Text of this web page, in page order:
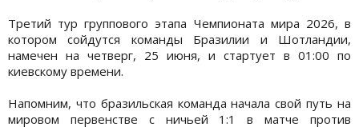
Третий тур группового этапа Чемпионата мира 2026, в
котором сойдутся команды Бразилии и Шотландии,
намечен на четверг, 25 июня, и стартует в 01:00 по
киевскому времени.
Напомним, что бразильская команда начала свой путь на
мировом первенстве с ничьей 1:1 в матче против